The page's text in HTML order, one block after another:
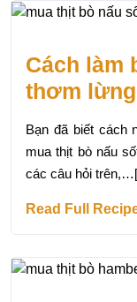
Cách làm
thơm
Bạn đã biết cách
mua thịt bò nấu
các câu hỏi
Read Full